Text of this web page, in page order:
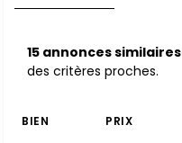
15 annonces similaires
des critères proches.
BIEN PRIX